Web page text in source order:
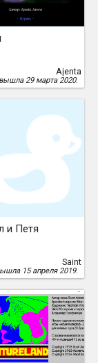
Ajenta
29 марта 2020.
и Петя
Saint
15 апреля 2019.